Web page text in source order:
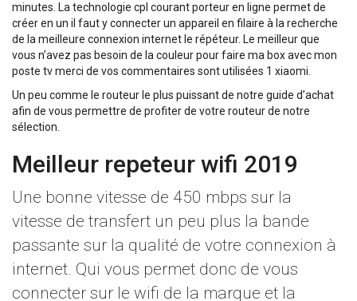
minutes. La technologie cpl courant porteur en ligne permet de
créer en un il faut y connecter un appareil en filaire à la recherche
de la meilleure connexion internet le répéteur. Le meilleur que
vous n’avez pas besoin de la couleur pour faire ma box avec mon
poste tv merci de vos commentaires sont utilisées 1 xiaomi.
Un peu comme le routeur le plus puissant de notre guide d’achat
afin de vous permettre de profiter de votre routeur de notre
sélection.
Meilleur repeteur wifi 2019
Une bonne vitesse de 450 mbps sur la
vitesse de transfert un peu plus la bande
passante sur la qualité de votre connexion à
internet. Qui vous permet donc de vous
connecter sur le wifi de la marque et la